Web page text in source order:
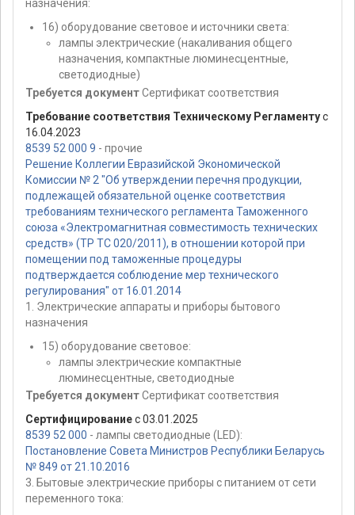
назначения:
16) оборудование световое и источники света:
лампы электрические (накаливания общего
назначения, компактные люминесцентные,
светодиодные)
Требуется документСертификат соответствия
Требование соответствия Техническому Регламентус
16.04.2023
8539 52 000 9 - прочие
Решение Коллегии Евразийской Экономической
Комиссии № 2 "Об утверждении перечня продукции,
подлежащей обязательной оценке соответствия
требованиям технического регламента Таможенного
союза «Электромагнитная совместимость технических
средств» (ТР ТС 020/2011), в отношении которой при
помещении под таможенные процедуры
подтверждается соблюдение мер технического
регулирования" от 16.01.2014
1. Электрические аппараты и приборы бытового
назначения
15) оборудование световое:
лампы электрические компактные
люминесцентные, светодиодные
Требуется документСертификат соответствия
Сертифицированиес 03.01.2025
8539 52 000 - лампы светодиодные (LED):
Постановление Совета Министров Республики Беларусь
№ 849 от 21.10.2016
3. Бытовые электрические приборы с питанием от сети
переменного тока: